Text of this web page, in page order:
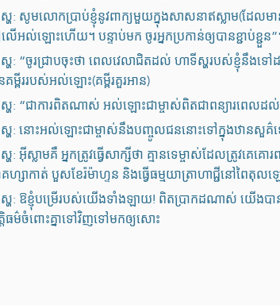
ហ: សូមលោកប្រាប់ខ្ញុំនូវពាក្យមួយក្នុងសាសនាឥស្លាម(ដែលម
ើអល់ឡោះហើយ។ បន្ទាប់មក ចូរអ្នកប្រកាន់ឲ្យបានខ្ជាប់ខ្ជួន
ហ: “ចូរជ្រាបចុះថា ពេលវេលាជិតដល់ ហាទីស្ហរបស់ខ្ញុំនឹង
គម្ពីររបស់អល់ឡោះ(គម្ពីរគួរអាន)
ហ: “ជាការពិតណាស់ អល់ឡោះជាម្ចាស់ពិតជាពន្យារពេ
ហ: នោះអល់ឡោះជាម្ចាស់នឹងបញ្ចូលជននោះទៅក្នុងឋានសួគ៌
: អ៊ីស្លាមគឺ អ្នកត្រូវធ្វើសាក្សីថា គ្មានទេម្ចាស់ដែលត្រូ
គហ្សាកាត់ បួសខែរ៉ម៉ាហ្ទន និងធ្វើធម្មយាត្រាហាជ្ជីនៅពៃ
ហ: ឱខ្ញុំបម្រើរបស់យើងទាំងឡាយ! ពិតប្រាកដណាស់ យើងបា
ធម៌ចំពោះគ្នាទៅវិញទៅមកឲ្យសោះ